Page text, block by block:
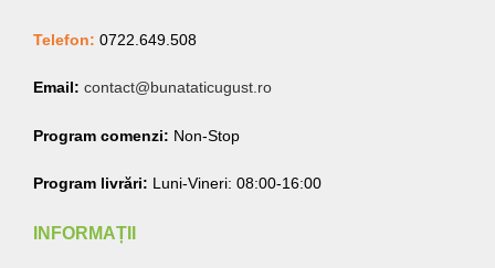
Telefon: 0722.649.508
Email: contact@bunataticugust.ro
Program comenzi: Non-Stop
Program livrări: Luni-Vineri: 08:00-16:00
INFORMAȚII